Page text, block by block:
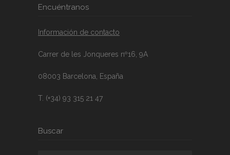
Encuéntranos
Información de contacto
Carrer de les Jonqueres nº16, 9A
08003 Barcelona, España
T. (+34) 93 315 21 47
Buscar